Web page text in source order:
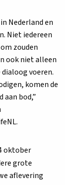
Nederland en
Niet iedereen
zouden
ook niet alleen
voeren.
komen de
bod,”
oktober
grote
aflevering